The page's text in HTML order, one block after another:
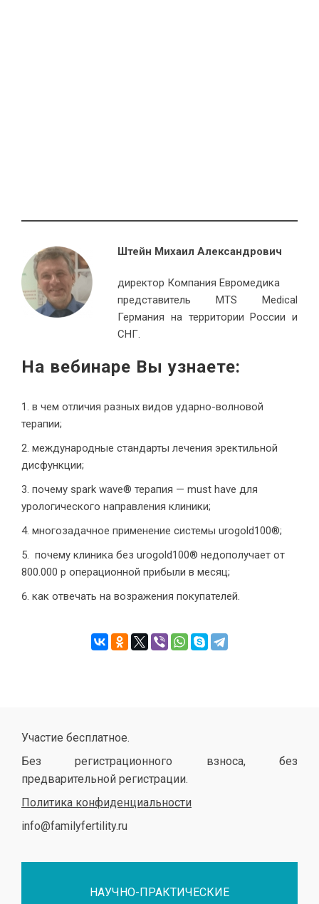
Штейн Михаил Александрович
директор Компания Евромедика
представитель MTS Medical
Германия на территории России и
СНГ.
На вебинаре Вы узнаете:
в чем отличия разных видов ударно-волновой
терапии;
международные стандарты лечения эректильной
дисфункции;
почему spark wave® терапия — must have для
урологического направления клиники;
многозадачное применение системы urogold100®;
почему клиника без urogold100® недополучает от
800.000 р операционной прибыли в месяц;
как отвечать на возражения покупателей.
Участие бесплатное.
Без регистрационного взноса, без
предварительной регистрации.
Политика конфиденциальности
info@familyfertility.ru
НАУЧНО-ПРАКТИЧЕСКИЕ